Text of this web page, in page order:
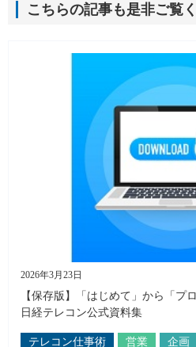
こちらの記事も是非ご覧
2026年3月23日
【保存版】「はじめて」から「プ
日経テレコン公式資料集
テレコン仕事術 営業 企画